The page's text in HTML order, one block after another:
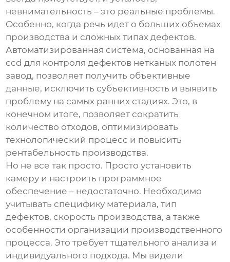
невнимательность – это реальные проблемы.
Особенно, когда речь идет о больших объемах
производства и сложных типах дефектов.
Автоматизированная система, основанная на
ccd для контроля дефектов нетканых полотен
завод, позволяет получить объективные
данные, исключить субъективность и выявить
проблему на самых ранних стадиях. Это, в
конечном итоге, позволяет сократить
количество отходов, оптимизировать
технологический процесс и повысить
рентабельность производства.
Но не все так просто. Просто установить
камеру и настроить программное
обеспечение – недостаточно. Необходимо
учитывать специфику материала, тип
дефектов, скорость производства, а также
особенности организации производственного
процесса. Это требует тщательного анализа и
индивидуального подхода. Мы видели